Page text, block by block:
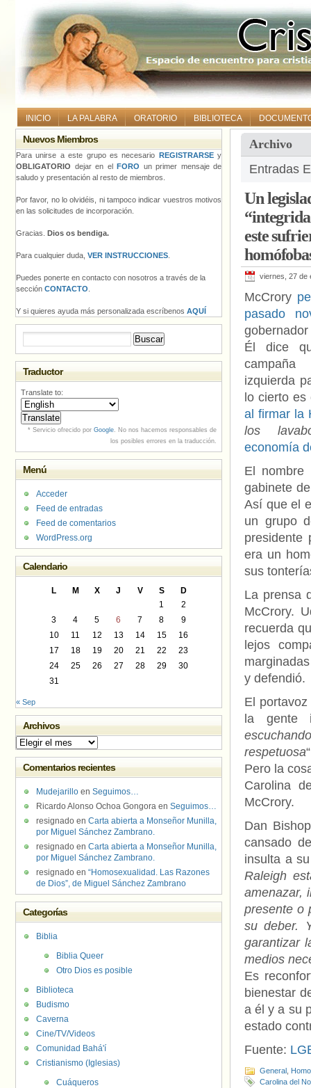
INICIO LA PALABRA ORATORIO BIBLIOTECA
Archivo
Entradas
Un
este
viernes, 27 de
McCrory
pasado
Él dice
izquierda
lo cierto
al firmar la
los
economía
El nombre
gabinete
Así que el
un grupo
presidente
era un
sus
La prensa
McCrory.
recuerda
lejos
y defendió.
El
la gente
respetuosa
Pero la
Carolina
McCrory.
Dan
cansado
insulta a
Raleigh
amenazar,
presente o
su deber.
garantizar
medios
Es
bienestar
a él y a su
estado
Fuente:
General
Carolina del
Nuevos Miembros
Para unirse a este grupo es necesario REGISTRARSEy
OBLIGATORIO dejar en el FORO un primer mensaje de
saludo y presentación al resto de miembros.
Por favor, no lo olvidéis, ni tampoco indicar vuestros motivos
en las solicitudes de incorporación.
Gracias. Dios os bendiga.
Para cualquier duda, VER INSTRUCCIONES
Puedes ponerte en contacto con nosotros a través de la
sección CONTACTO
Y si quieres ayuda más personalizada escríbenos AQUÍ
Traductor
Translate to:
* Servicio ofrecido por Google. No nos hacemos responsables de
los posibles errores en la traducción.
Menú
Acceder
Feed de entradas
Feed de comentarios
WordPress.org
Calendario
L M X J V S
D
1
2
3
4 5 6 7 8
9
10
11 12 13 14 15
16
17
18 19 20 21 22
23
24
25 26 27 28 29
30
31
« Sep
Archivos
Archivos
Comentarios recientes
Mudejarillo en Seguimos…
Ricardo Alonso Ochoa Gongora en Seguimos…
resignado en Carta abierta a Monseñor Munilla,
por Miguel Sánchez Zambrano.
resignado en Carta abierta a Monseñor Munilla,
por Miguel Sánchez Zambrano.
resignado en “Homosexualidad. Las Razones
de Dios”, de Miguel Sánchez Zambrano
Categorías
Biblia
Biblia Queer
Otro Dios es posible
Biblioteca
Budismo
Caverna
Cine/TV/Videos
Comunidad Bahá'í
Cristianismo (Iglesias)
Cuáqueros